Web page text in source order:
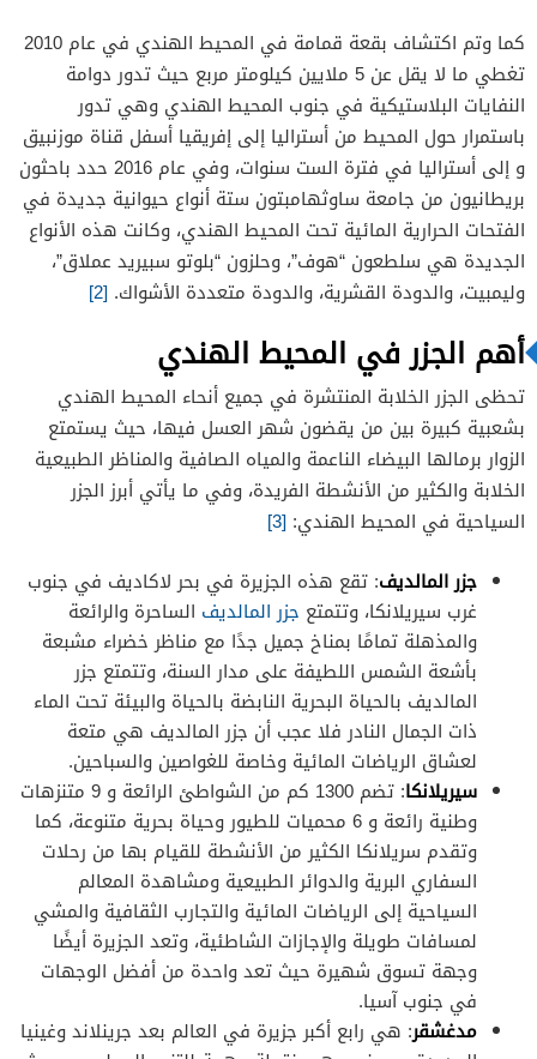
كما وتم اكتشاف بقعة قمامة في المحيط الهندي في عام 2010
تغطي ما لا يقل عن 5 ملايين كيلومتر مربع حيث تدور دوامة
النفايات البلاستيكية في جنوب المحيط الهندي وهي تدور
باستمرار حول المحيط من أستراليا إلى إفريقيا أسفل قناة موزنبيق
و إلى أستراليا في فترة الست سنوات، وفي عام 2016 حدد باحثون
بريطانيون من جامعة ساوثهامبتون ستة أنواع حيوانية جديدة في
الفتحات الحرارية المائية تحت المحيط الهندي، وكانت هذه الأنواع
الجديدة هي سلطعون “هوف”، وحلزون “بلوتو سبيريد عملاق”،
وليمبيت، والدودة القشرية، والدودة متعددة الأشواك. [2]
أهم الجزر في المحيط الهندي
تحظى الجزر الخلابة المنتشرة في جميع أنحاء المحيط الهندي
بشعبية كبيرة بين من يقضون شهر العسل فيها، حيث يستمتع
الزوار برمالها البيضاء الناعمة والمياه الصافية والمناظر الطبيعية
الخلابة والكثير من الأنشطة الفريدة، وفي ما يأتي أبرز الجزر
السياحية في المحيط الهندي: [3]
جزر المالديف: تقع هذه الجزيرة في بحر لاكاديف في جنوب
غرب سيريلانكا، وتتمتع جزر المالديف الساحرة والرائعة
والمذهلة تمامًا بمناخ جميل جدًا مع مناظر خضراء مشبعة
بأشعة الشمس اللطيفة على مدار السنة، وتتمتع جزر
المالديف بالحياة البحرية النابضة بالحياة والبيئة تحت الماء
ذات الجمال النادر فلا عجب أن جزر المالديف هي متعة
لعشاق الرياضات المائية وخاصة للغواصين والسباحين.
سيريلانكا
: تضم 1300 كم من الشواطئ الرائعة و 9 متنزهات
وطنية رائعة و 6 محميات للطيور وحياة بحرية متنوعة، كما
وتقدم سريلانكا الكثير من الأنشطة للقيام بها من رحلات
السفاري البرية والدوائر الطبيعية ومشاهدة المعالم
السياحية إلى الرياضات المائية والتجارب الثقافية والمشي
لمسافات طويلة والإجازات الشاطئية، وتعد الجزيرة أيضًا
وجهة تسوق شهيرة حيث تعد واحدة من أفضل الوجهات
في جنوب آسيا.
مدغشقر: هي رابع أكبر جزيرة في العالم بعد جرينلاند وغينيا